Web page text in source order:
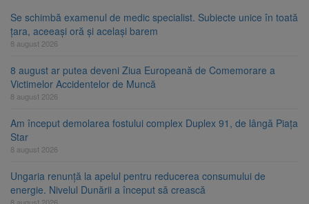
Se schimbă examenul de medic specialist. Subiecte unice în toată
țara, aceeași oră și același barem
8 august 2026
8 august ar putea deveni Ziua Europeană de Comemorare a
Victimelor Accidentelor de Muncă
8 august 2026
Am început demolarea fostului complex Duplex 91, de lângă Piața
Star
8 august 2026
Ungaria renunță la apelul pentru reducerea consumului de
energie. Nivelul Dunării a început să crească